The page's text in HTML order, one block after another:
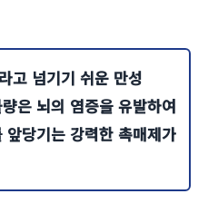
고 넘기기 쉬운 만성
은 뇌의 염증을 유발하여
앞당기는 강력한 촉매제가